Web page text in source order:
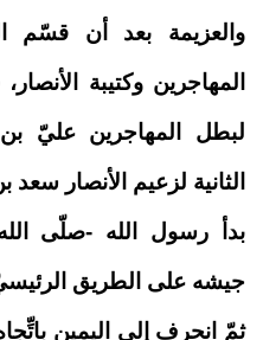
والعزيمة بعد أن قسّم
المهاجرين وكتيبة
لبطل المهاجرين عليّ
الثانية لزعيم الأنصار سعد
بدأ رسول الله -صلّى
جيشه على الطريق
ثمّ انحرف إلى اليمين